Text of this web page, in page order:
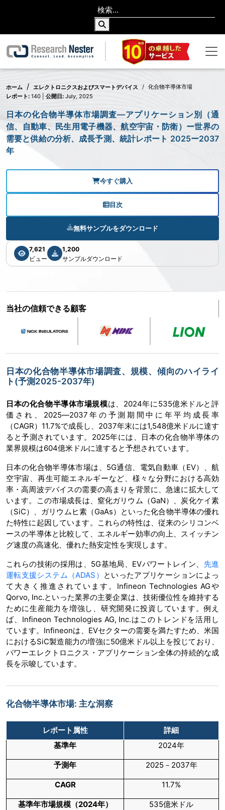
ホーム エレクトロニクスおよびスマートデバイス
化合物半導体市場
レポート: 140 | 公開日: July, 2025
日本の化合物半導体市場調査―アプリケーション別（通
信、自動車、民生用電子機器、航空宇宙・防衛）ー世界の
需要と供給の分析、成長予測、統計レポート 2025ー2037
年
今すぐ購入
目次
無料サンプルをダウンロード
7,621
ビュー
1,200
サンプルダウンロード
当社の信頼できる顧客
日本の化合物半導体市場調査、規模、傾向のハイライ
ト(予測2025-2037年)
日本の化合物半導体市場規模は、2024年に535億米ドルと評
価され、2025―2037年の予測期間中に年平均成長率
（CAGR）11.7%で成長し、2037年末には1,548億米ドルに達す
ると予測されています。2025年には、日本の化合物半導体の
業界規模は604億米ドルに達すると予想されています。
日本の化合物半導体市場は、5G通信、電気自動車（EV）、航
空宇宙、再生可能エネルギーなど、様々な分野における高効
率・高周波デバイスの需要の高まりを背景に、急速に拡大して
います。この市場成長は、窒化ガリウム（GaN）、炭化ケイ素
（SiC）、ガリウムヒ素（GaAs）といった化合物半導体の優れ
た特性に起因しています。これらの特性は、従来のシリコンベ
ースの半導体と比較して、エネルギー効率の向上、スイッチン
グ速度の高速化、優れた熱安定性を実現します。
これらの技術の採用は、5G基地局、EVパワートレイン、 先進
運転支援システム（ADAS） といったアプリケーションによっ
て大きく推進されています。Infineon Technologies AGや
Qorvo, Inc.といった業界の主要企業は、技術優位性を維持する
ために生産能力を増強し、研究開発に投資しています。例え
ば、Infineon Technologies AG, Inc.はこのトレンドを活用し
ています。Infineonは、EVセクターの需要を満たすため、米国
におけるSiC製造能力の増強に50億米ドル以上を投じており、
パワーエレクトロニクス・アプリケーション全体の持続的な成
長を示唆しています。
化合物半導体市場: 主な洞察
レポート属性
詳細
基準年
2024年
予測年 2025－2037年
CAGR 11.7%
基準年市場規模（2024年） 535億米ドル